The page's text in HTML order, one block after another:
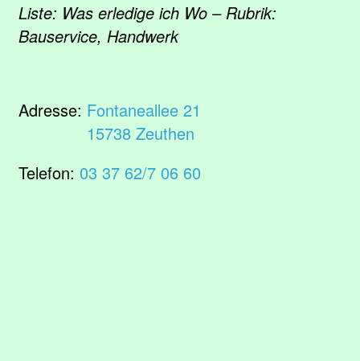
Liste: Was erledige ich Wo – Rubrik:
Bauservice, Handwerk
Adresse: Fontaneallee 21
15738 Zeuthen
Telefon: 03 37 62/7 06 60